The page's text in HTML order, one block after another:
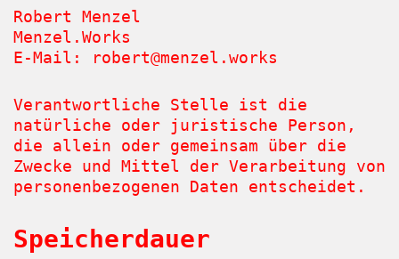
Robert Menzel
Menzel.Works
E-Mail: robert@menzel.works
Verantwortliche Stelle ist die
natürliche oder juristische Person,
die allein oder gemeinsam über die
Zwecke und Mittel der Verarbeitung von
personenbezogenen Daten entscheidet.
Speicherdauer